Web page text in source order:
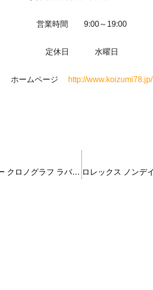
営業時間 9:00～19:00
定休日 水曜日
ホームページ http://www.koizumi78.jp/
カルティエ パシャ シータイマー クロノグラフ ラバー 【時計の買取】